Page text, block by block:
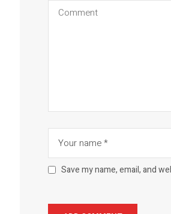
Save my name, email, and